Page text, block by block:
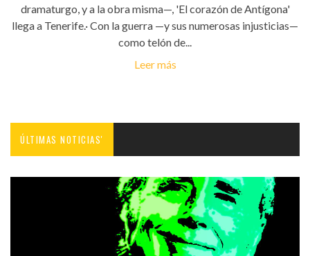
dramaturgo, y a la obra misma—, 'El corazón de Antígona'
llega a Tenerife.· Con la guerra —y sus numerosas injusticias—
como telón de...
Leer más
ÚLTIMAS NOTICIAS'